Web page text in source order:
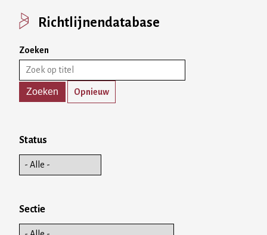
Richtlijnendatabase
Zoeken
Opnieuw
Status
Sectie